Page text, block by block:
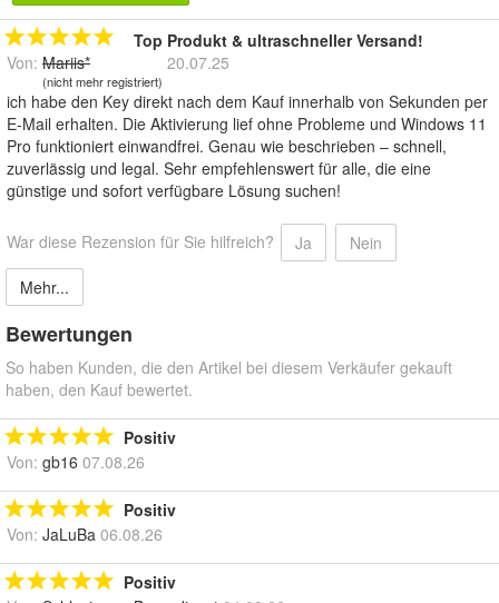
Top Produkt & ultraschneller Versand!
Von: Mariis*
(nicht mehr registriert)
20.07.25
ich habe den Key direkt nach dem Kauf innerhalb von Sekunden per
E-Mail erhalten. Die Aktivierung lief ohne Probleme und Windows 11
Pro funktioniert einwandfrei. Genau wie beschrieben – schnell,
zuverlässig und legal. Sehr empfehlenswert für alle, die eine
günstige und sofort verfügbare Lösung suchen!
War diese Rezension für Sie hilfreich? Ja
Nein
Mehr...
Bewertungen
So haben Kunden, die den Artikel bei diesem Verkäufer gekauft
haben, den Kauf bewertet.
Positiv
Von: gb16 07.08.26
Positiv
Von: JaLuBa 06.08.26
Positiv